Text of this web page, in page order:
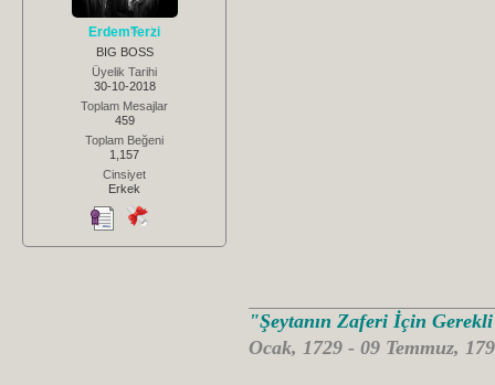
ErdemTerzi
BIG BOSS
Üyelik Tarihi
30-10-2018
Toplam Mesajlar
459
Toplam Beğeni
1,157
Cinsiyet
Erkek
"Şeytanın Zaferi İçin
Ocak, 1729 - 09 Temmuz,